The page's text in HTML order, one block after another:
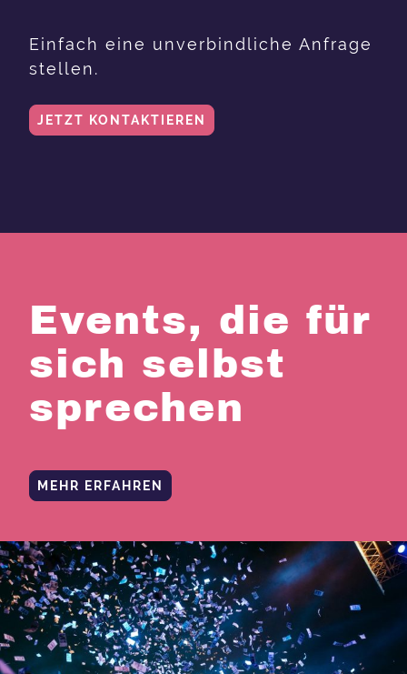
Einfach eine unverbindliche Anfrage
stellen.
JETZT KONTAKTIEREN
Events, die für
sich selbst
sprechen
MEHR ERFAHREN